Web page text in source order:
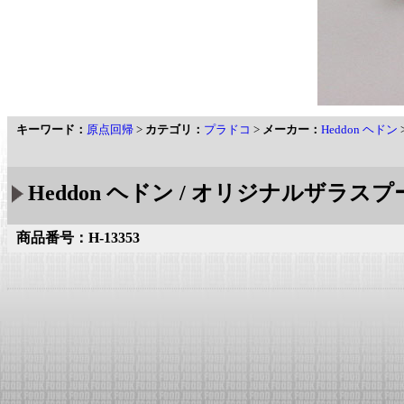
キーワード： 原点回帰 > カテゴリ： プラドコ > メーカー： Heddon ヘドン
Heddon ヘドン / オリジナルザラスプ
商品番号：H-13353